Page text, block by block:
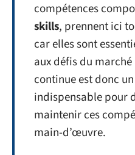
compétences
skills, prennent ici
car elles sont
aux défis du
continue est donc
indispensable pour
maintenir ces
main-d’œuvre.